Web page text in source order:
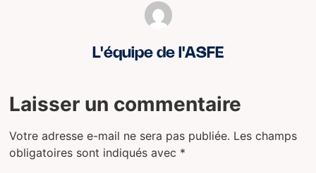
L'équipe de l'ASFE
Laisser un commentaire
Votre adresse e-mail ne sera pas publiée. Les champs
obligatoires sont indiqués avec *